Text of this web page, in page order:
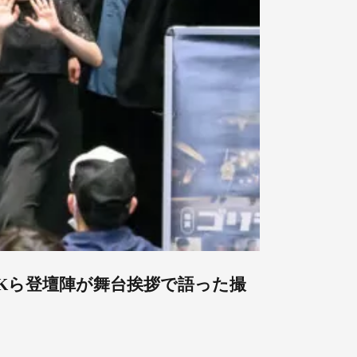
登壇陣が舞台挨拶で語った撮